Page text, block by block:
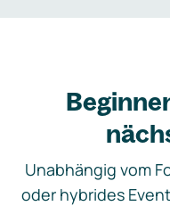
Unabhängig vom
oder hybrides